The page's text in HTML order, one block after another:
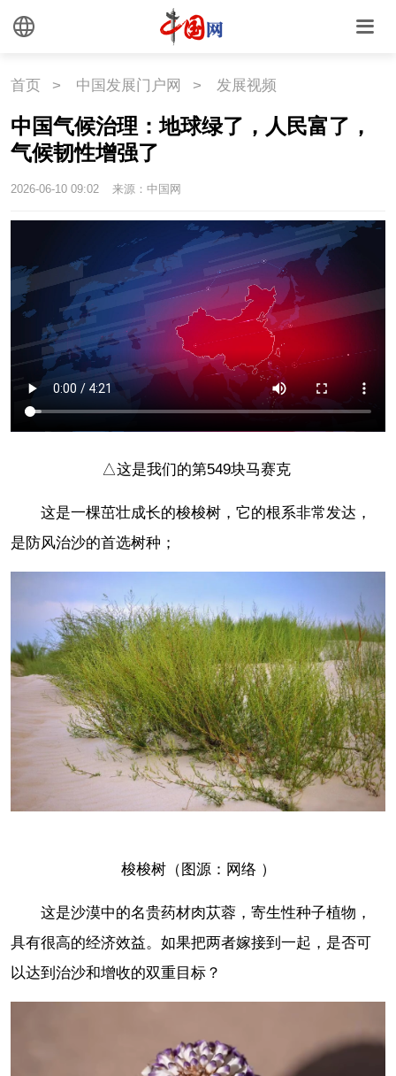
首页 > 中国发展门户网 > 发展视频
中国气候治理：地球绿了，人民富了，
气候韧性增强了
2026-06-10 09:02 来源：中国网
△这是我们的第549块马赛克
这是一棵茁壮成长的梭梭树，它的根系非常发达，
是防风治沙的首选树种；
梭梭树（图源：网络 ）
这是沙漠中的名贵药材肉苁蓉，寄生性种子植物，
具有很高的经济效益。如果把两者嫁接到一起，是否可
以达到治沙和增收的双重目标？